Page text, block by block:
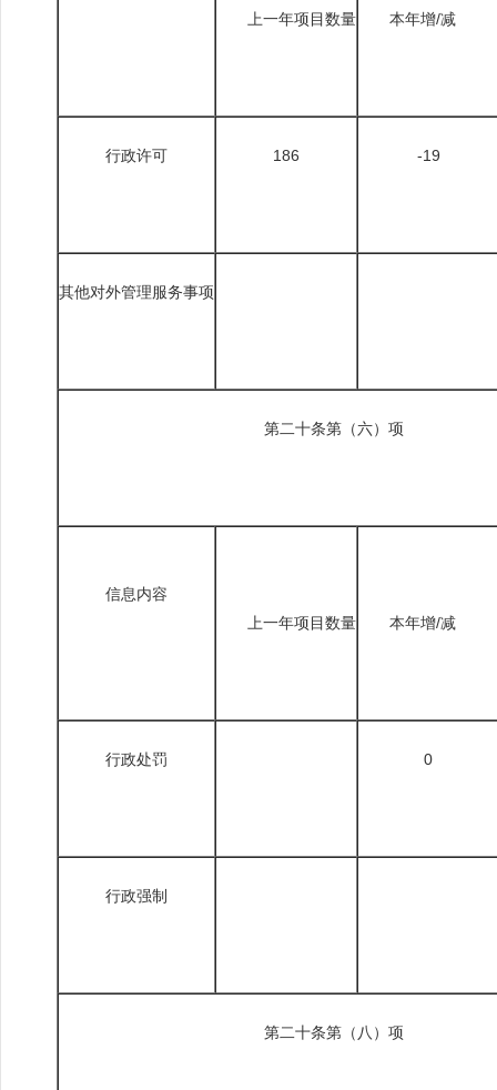
上一年项目数量
本年增/减
行政许可 186 -19
其他对外管理服务事项
第二十条第（六）项
信息内容
上一年项目数量
本年增/减
行政处罚 0
行政强制
第二十条第（八）项